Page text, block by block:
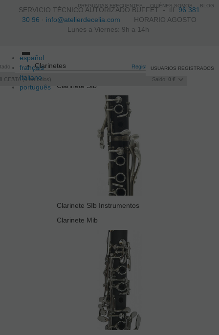
SERVICIO TÉCNICO AUTORIZADO BUFFET -tlf.96 381
30 96 · info@atelierdecelia.com HORARIO AGOSTO
Lunes a Viernes: 9h a 14h
español
français
Italiano
português
Registro /Iniciar sesión
CESTA 0artículos Saldo: 0 €
USUARIOS REGISTRADOS
Toggle
navigation
Clarinetes
Clarinete SIb
Clarinete SIb Instrumentos
Clarinete Mib
PREGUNTAS FRECUENTES QUIÉNES SOMOS BLOG